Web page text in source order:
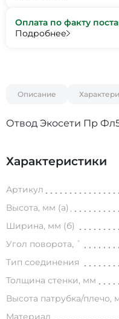
Оплата по факту
Подробнее
Описание
Отвод Экосети Пр
Характеристики
Артикул
Высота, мм (а)
Ширина, мм (б)
Угол поворота, ˚
Тип соединения
Толщина стенки, мм
Высота патрубка/плечо,
Материал